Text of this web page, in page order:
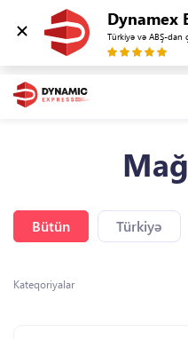
Dynamex
Türkiyə və ABŞ-dan
Bütün Türkiyə
Kateqoriyalar